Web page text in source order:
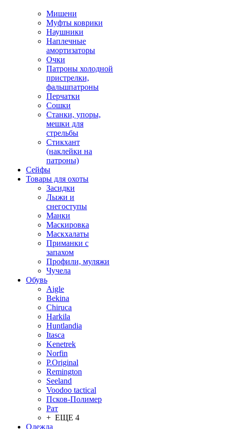
Мишени
Муфты коврики
Наушники
Наплечные
амортизаторы
Очки
Патроны холодной
пристрелки,
фальшпатроны
Перчатки
Сошки
Станки, упоры,
мешки для
стрельбы
Стикхант
(наклейки на
патроны)
Сейфы
Товары для охоты
Засидки
Лыжи и
снегоступы
Манки
Маскировка
Маскхалаты
Приманки с
запахом
Профили, муляжи
Чучела
Обувь
Aigle
Bekina
Chiruсa
Harkila
Huntlandia
Itasca
Kenetrek
Norfin
P.Original
Remington
Seeland
Voodoo tactical
Псков-Полимер
Рат
+ ЕЩЕ 4
Одежда